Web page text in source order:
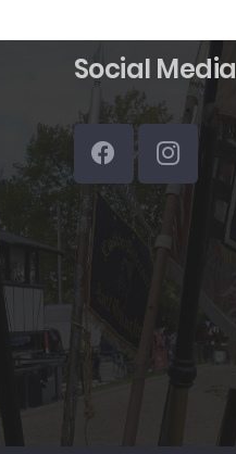
Social Media